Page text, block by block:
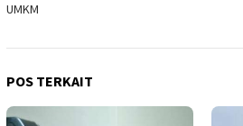
UMKM
POS TERKAIT